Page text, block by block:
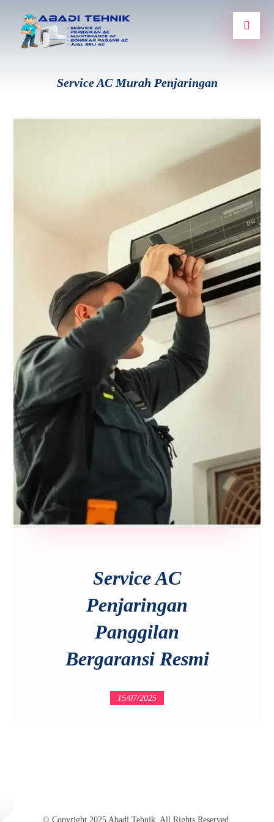
Service AC Murah Penjaringan
Service AC
Penjaringan
Panggilan
Bergaransi Resmi
15/07/2025
© Copyright 2025 Abadi Tehnik. All Rights Reserved.